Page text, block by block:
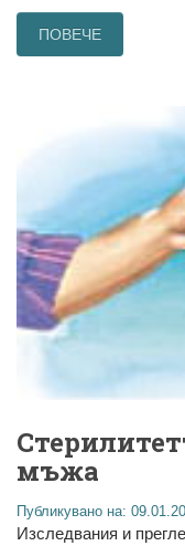
ПОВЕЧЕ
мъжа
Публикувано на:
Изследвания и